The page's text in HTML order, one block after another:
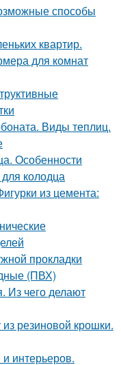
способы
квартир.
для комнат
Виды теплиц.
Особенности
колодца
из цемента:
прокладки
(ПВХ)
Из чего делают
резиновой крошки.
интерьеров.